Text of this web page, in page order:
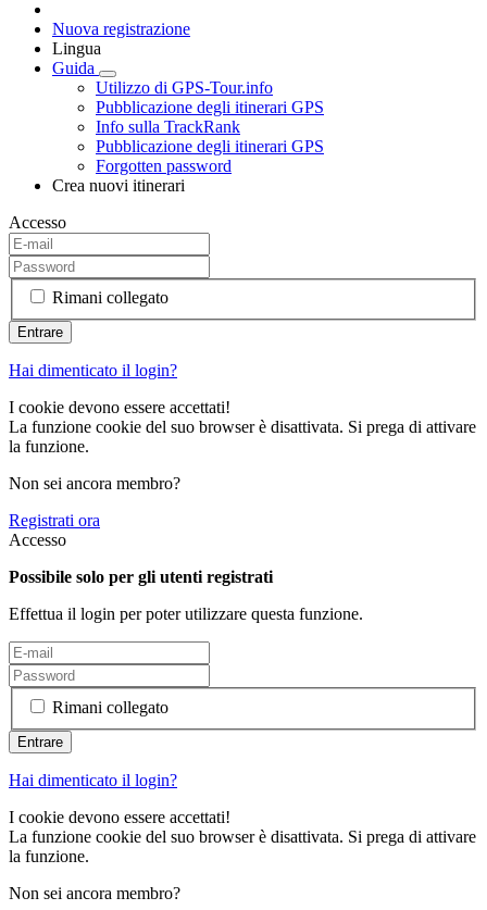
Nuova registrazione
Lingua
Guida
Utilizzo di GPS-Tour.info
Pubblicazione degli itinerari GPS
Info sulla TrackRank
Pubblicazione degli itinerari GPS
Forgotten password
Crea nuovi itinerari
Accesso
Rimani collegato
Hai dimenticato il login?
I cookie devono essere accettati!
La funzione cookie del suo browser è disattivata. Si prega di attivare
la funzione.
Non sei ancora membro?
Registrati ora
Accesso
Possibile solo per gli utenti registrati
Effettua il login per poter utilizzare questa funzione.
Rimani collegato
Hai dimenticato il login?
I cookie devono essere accettati!
La funzione cookie del suo browser è disattivata. Si prega di attivare
la funzione.
Non sei ancora membro?